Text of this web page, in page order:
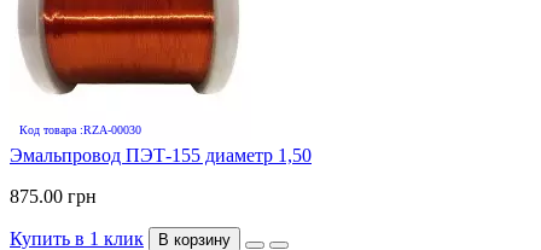
Код товара :RZA-00030
Эмальпровод ПЭТ-155 диаметр 1,50
875.00 грн
Купить в 1 клик В корзину